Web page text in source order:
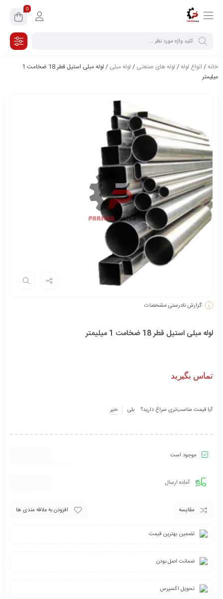
0
خانه/ انواع لوله/ لوله های صنعتی / لوله مبلی
/ لوله مبلی استیل قطر 18 ضخامت 1
میلیمتر
گزارش نادرستی مشخصات
لوله مبلی استیل قطر 18 ضخامت 1 میلیمتر
تماس بگیرید
آیا قیمت مناسب‌تری سراغ دارید؟ بلی خیر
موجود است
آماده ارسال
مقایسه افزودن به علاقه مندی ها
تضمین بهترین قیمت
ضمانت اصل بودن
تحویل اکسپرس